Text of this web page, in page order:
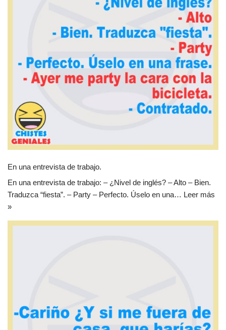
En una entrevista de trabajo.
En una entrevista de trabajo: – ¿Nivel de inglés? – Alto – Bien.
Traduzca “fiesta”. – Party – Perfecto. Úselo en una… Leer más
»